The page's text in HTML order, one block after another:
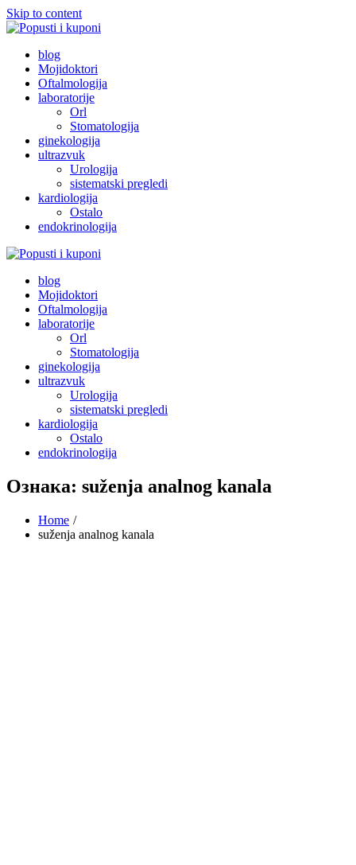
Skip to content
Popusti i kuponi
Popusti Beograd
blog
Mojidoktori
Oftalmologija
laboratorije
Orl
Stomatologija
ginekologija
ultrazvuk
Urologija
sistematski pregledi
kardiologija
Ostalo
endokrinologija
Popusti i kuponi
Popusti Beograd
blog
Mojidoktori
Oftalmologija
laboratorije
Orl
Stomatologija
ginekologija
ultrazvuk
Urologija
sistematski pregledi
kardiologija
Ostalo
endokrinologija
Ознака: suženja analnog kanala
Home
suženja analnog kanala